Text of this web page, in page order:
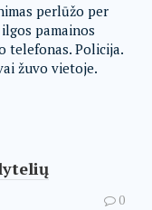
perlūžo per
pamainos
telefonas. Policija.
žuvo vietoje.
0